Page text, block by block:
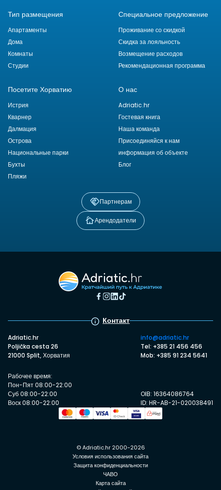
Тип размещения
Апартаменты
Дома
Комнаты
Студии
Специальное предложение
Проживание со скидкой
Скидка за лояльность
Возмещение расходов
Рекомендационная программа
Посетите Хорватию
Истрия
Кварнер
Далмация
Острова
Национальные парки
Бухты
Пляжи
О нас
Adriatic.hr
Гостевая книга
Наша команда
Присоединяйся к нам
информация об объекте
Блог
Партнерам
Арендодатели
Контакт
Adriatic.hr
Poljička cesta 26
21000 Split, Хорватия
info@adriatic.hr
Tel: +385 21 456 456
Mob: +385 91 234 5641
Рабочее время:
Пон-Пят 08:00-22:00
Суб 08:00-22:00
Воск 08:00-22:00
OIB: 16364086764
ID: HR-AB-21-020038491
© Adriatic.hr 2000-2026
Условия использования сайта
Защита конфиденциальности
ЧАВО
Карта сайта